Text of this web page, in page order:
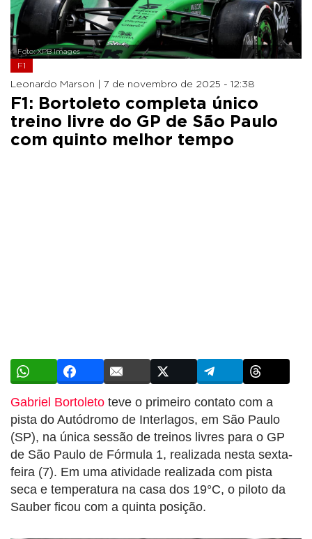
Foto: XPB Images
F1
Leonardo Marson | 7 de novembro de 2025 - 12:38
F1: Bortoleto completa único
treino livre do GP de São Paulo
com quinto melhor tempo
Gabriel Bortoleto teve o primeiro contato com a
pista do Autódromo de Interlagos, em São Paulo
(SP), na única sessão de treinos livres para o GP
de São Paulo de Fórmula 1, realizada nesta sexta-
feira (7). Em uma atividade realizada com pista
seca e temperatura na casa dos 19°C, o piloto da
Sauber ficou com a quinta posição.